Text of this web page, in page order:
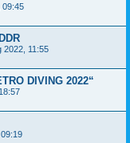
09:45
2022, 11:55
DIVING 2022“